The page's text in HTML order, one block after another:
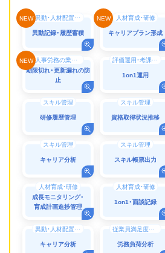
異動・人材配置シミュレーション
異動記録・履歴蓄積
人材育成・研修
キャリアプラン形成
人事労務の業務効率化（DX）
期限切れ・更新漏れの防
止
評価運用・考課運用
1on1運用
スキル管理
研修履歴管理
スキル管理
資格取得状況推移
スキル管理
キャリア分析
スキル管理
スキル帳票出力
人材育成・研修
成長モニタリング・
育成計画進捗管理
人材育成・研修
1on1・面談記録
異動・人材配置シミュレーション
キャリア分析
従業員満足度調査（ES調査）・エンゲージメント向上
労務負荷分析